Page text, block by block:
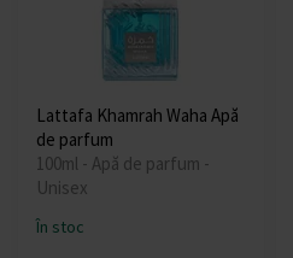
Lattafa Khamrah Waha Apă
de parfum
100ml - Apă de parfum -
Unisex
În stoc